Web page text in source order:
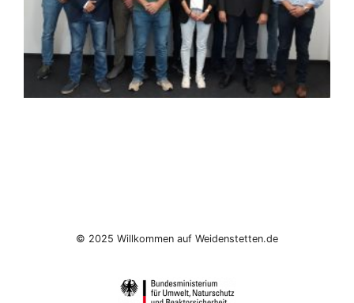
© 2025 Willkommen auf Weidenstetten.de